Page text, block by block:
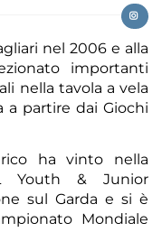
nel 2006 e alla
importanti
nella tavola a vela
a partire dai Giochi
ha vinto nella
Youth & Junior
sul Garda e si è
Mondiale